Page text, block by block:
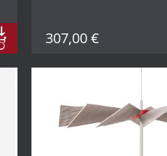
307,00 €